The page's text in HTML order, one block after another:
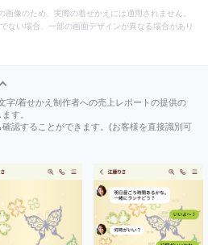
像のため、実際の着せかえには適用されません。
ない場合、一部の画面デザインが異なる場合があり
字/着せかえ制作者への売上レポートの提供の
す。
認することができます。(お客様を直接識別可